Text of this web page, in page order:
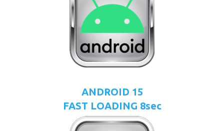
ANDROID 15
FAST LOADING 8sec